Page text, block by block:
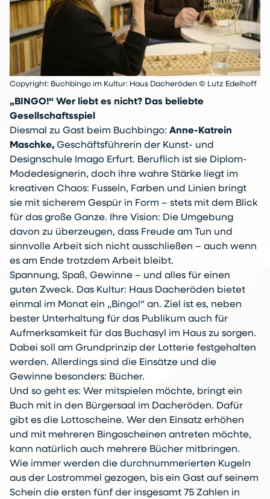
Copyright: Buchbingo im Kultur: Haus Dacheröden © Lutz Edelhoff
„BINGO!“ Wer liebt es nicht? Das beliebte
Gesellschaftsspiel
Diesmal zu Gast beim Buchbingo: Anne-Katrein
Maschke, Geschäftsführerin der Kunst- und
Designschule Imago Erfurt. Beruflich ist sie Diplom-
Modedesignerin, doch ihre wahre Stärke liegt im
kreativen Chaos: Fusseln, Farben und Linien bringt
sie mit sicherem Gespür in Form – stets mit dem Blick
für das große Ganze. Ihre Vision: Die Umgebung
davon zu überzeugen, dass Freude am Tun und
sinnvolle Arbeit sich nicht ausschließen – auch wenn
es am Ende trotzdem Arbeit bleibt.
Spannung, Spaß, Gewinne – und alles für einen
guten Zweck. Das Kultur: Haus Dacheröden bietet
einmal im Monat ein „Bingo!“ an. Ziel ist es, neben
bester Unterhaltung für das Publikum auch für
Aufmerksamkeit für das Buchasyl im Haus zu sorgen.
Dabei soll am Grundprinzip der Lotterie festgehalten
werden. Allerdings sind die Einsätze und die
Gewinne besonders: Bücher.
Und so geht es: Wer mitspielen möchte, bringt ein
Buch mit in den Bürgersaal im Dacheröden. Dafür
gibt es die Lottoscheine. Wer den Einsatz erhöhen
und mit mehreren Bingoscheinen antreten möchte,
kann natürlich auch mehrere Bücher mitbringen.
Wie immer werden die durchnummerierten Kugeln
aus der Lostrommel gezogen, bis ein Gast auf seinem
Schein die ersten fünf der insgesamt 75 Zahlen in